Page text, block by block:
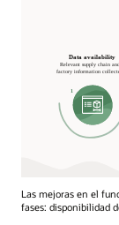
Las mejoras en el
fases: disponibilidad